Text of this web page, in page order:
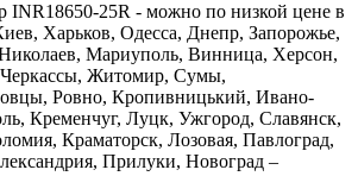
INR18650-25R - можно по низкой цене в
Харьков, Одесса, Днепр, Запорожье,
Мариуполь, Винница, Херсон,
Житомир, Сумы,
Ровно, Кропивницький, Ивано-
Кременчуг, Луцк, Ужгород, Славянск,
Краматорск, Лозовая, Павлоград,
Прилуки, Новоград –